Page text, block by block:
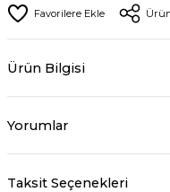
Ürün Bilgisi
Yorumlar
Taksit Seçenekleri